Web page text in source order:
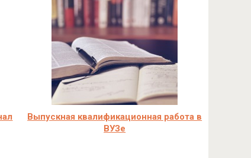
Выпускная квалификационная работа в
ВУЗе